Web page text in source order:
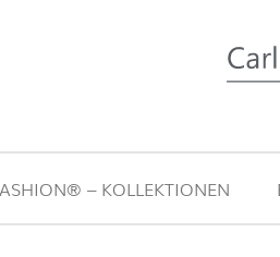
– KOLLEKTIONEN